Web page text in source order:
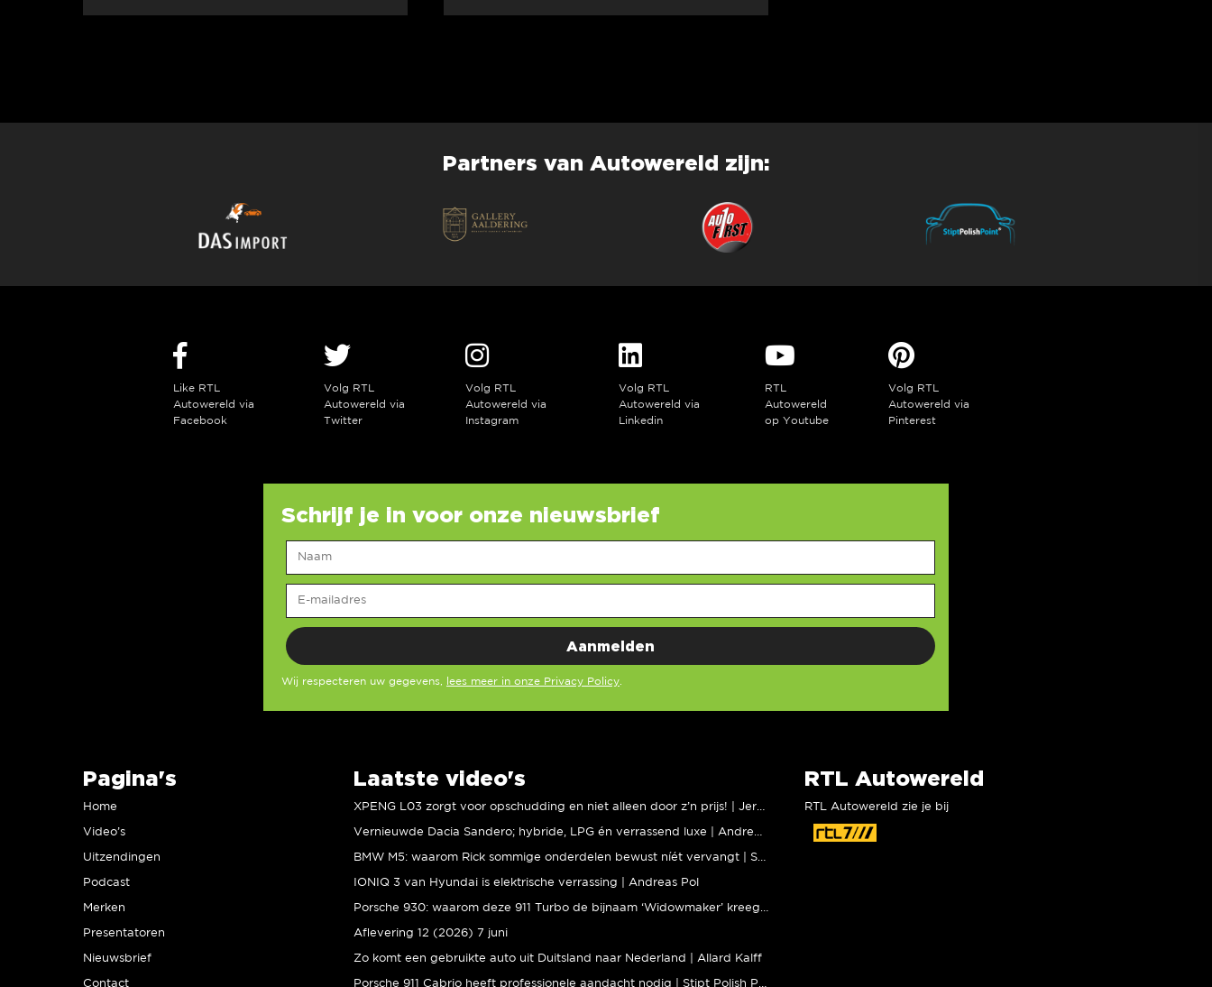
Partners van Autowereld zijn:
Like RTL
Autowereld via
Facebook
Volg RTL
Autowereld via
Twitter
Volg RTL
Autowereld via
Instagram
Volg RTL
Autowereld via
Linkedin
RTL
Autowereld
op Youtube
Volg RTL
Autowereld via
Pinterest
Schrijf je in voor onze nieuwsbrief
Wij respecteren uw gegevens, lees meer in onze Privacy Policy
Pagina's
Home
Video’s
Uitzendingen
Podcast
Merken
Presentatoren
Nieuwsbrief
Contact
Laatste video's
IONIQ 3 van Hyundai is elektrische verrassing | Andreas Pol
Aflevering 12 (2026) 7 juni
Zo komt een gebruikte auto uit Duitsland naar Nederland | Allard Kalff
RTL Autowereld
RTL Autowereld zie je bij